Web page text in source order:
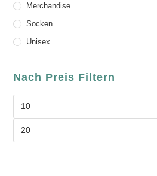
Merchandise
Socken
Unisex
Nach Preis Filtern